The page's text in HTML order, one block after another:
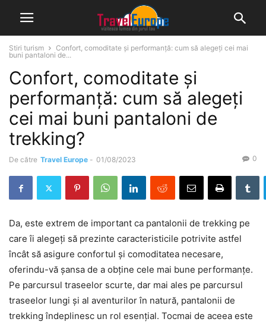
Stiri turism
Confort, comoditate și performanță: cum să alegeți cei mai
buni pantaloni de...
Confort, comoditate și
performanță: cum să alegeți
cei mai buni pantaloni de
trekking?
De către Travel Europe - 01/08/2023 0
Da, este extrem de important ca pantalonii de trekking pe
care îi alegeți să prezinte caracteristicile potrivite astfel
încât să asigure confortul și comoditatea necesare,
oferindu-vă șansa de a obține cele mai bune performanțe.
Pe parcursul traseelor scurte, dar mai ales pe parcursul
traseelor lungi și al aventurilor în natură, pantalonii de
trekking îndeplinesc un rol esențial. Tocmai de aceea este